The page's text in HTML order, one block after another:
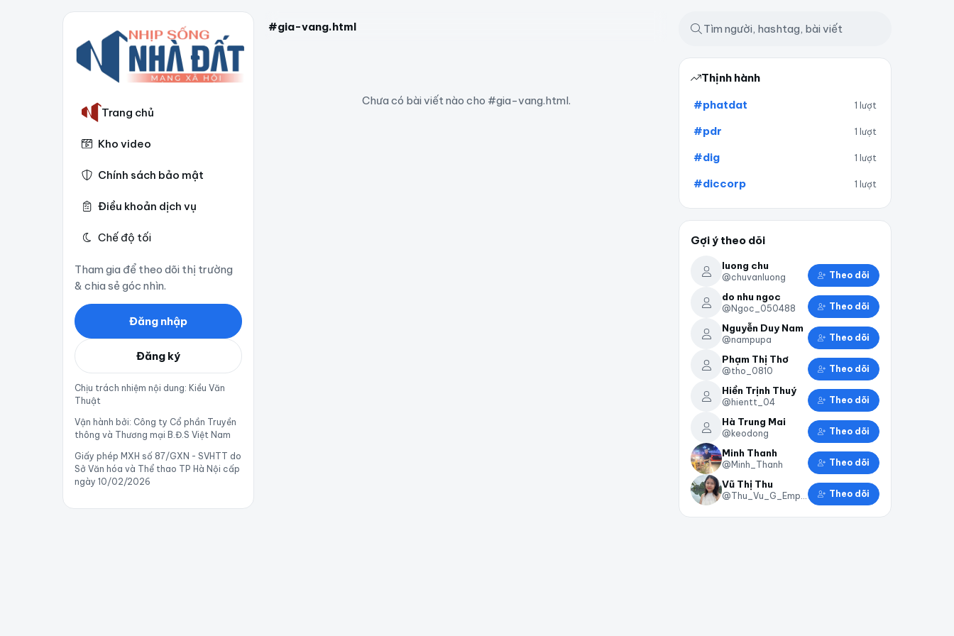
Trang chủ
Kho video
Chính sách bảo mật
Điều khoản dịch vụ
Chế độ tối
Tham gia để theo dõi thị trường
& chia sẻ góc nhìn.
Đăng nhập
Đăng ký
Chịu trách nhiệm nội dung: Kiều Văn
Thuật
Vận hành bởi: Công ty Cổ phần Truyền
thông và Thương mại B.Đ.S Việt Nam
Giấy phép MXH số 87/GXN - SVHTT do
Sở Văn hóa và Thể thao TP Hà Nội cấp
ngày 10/02/2026
#gia-vang.html
Chưa có bài viết nào cho #gia-vang.html.
Thịnh hành
#phatdat
1 lượt
#pdr 1 lượt
#dig 1 lượt
#diccorp 1 lượt
Gợi ý theo dõi
luong chu
@chuvanluong Theo dõi
do nhu ngoc
@Ngoc_050488 Theo dõi
Nguyễn Duy Nam
@nampupa Theo dõi
Phạm Thị Thơ
@tho_0810 Theo dõi
Hiền Trịnh Thuý
@hientt_04 Theo dõi
Hà Trung Mai
@keodong Theo dõi
Minh Thanh
@Minh_Thanh Theo dõi
Vũ Thị Thu
@Thu_Vu_G_Empire Theo dõi